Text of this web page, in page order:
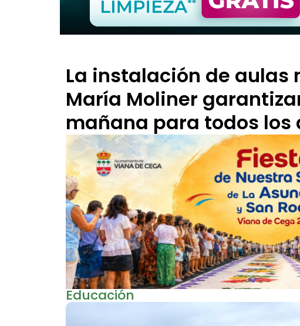
La instalación de aulas
María Moliner
mañana para todos los
Educación